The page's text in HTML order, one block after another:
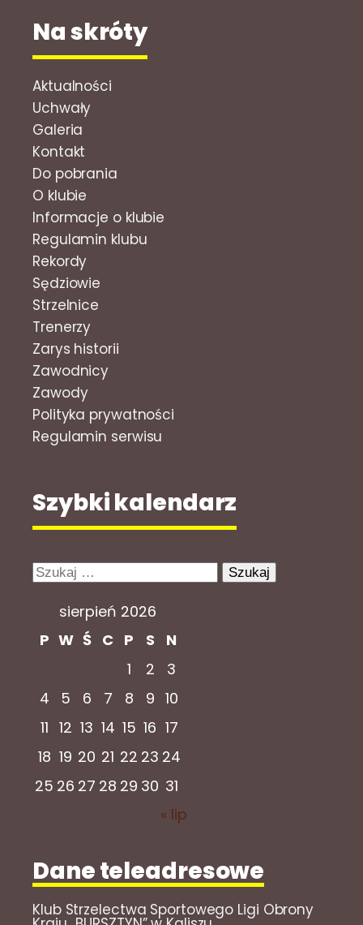
Na skróty
Aktualności
Uchwały
Galeria
Kontakt
Do pobrania
O klubie
Informacje o klubie
Regulamin klubu
Rekordy
Sędziowie
Strzelnice
Trenerzy
Zarys historii
Zawodnicy
Zawody
Polityka prywatności
Regulamin serwisu
Szybki kalendarz
Szukaj:
sierpień 2026
P W Ś C P S
N
1
2
3
4
5 6 7 8 9 10
11 12 13 14 15 16 17
18 19 20 21 22 23 24
25 26 27 28 29 30 31
« lip
Dane teleadresowe
Klub Strzelectwa Sportowego Ligi Obrony